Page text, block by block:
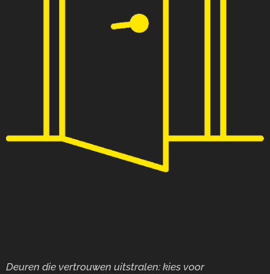
Deuren die vertrouwen uitstralen: kies voor